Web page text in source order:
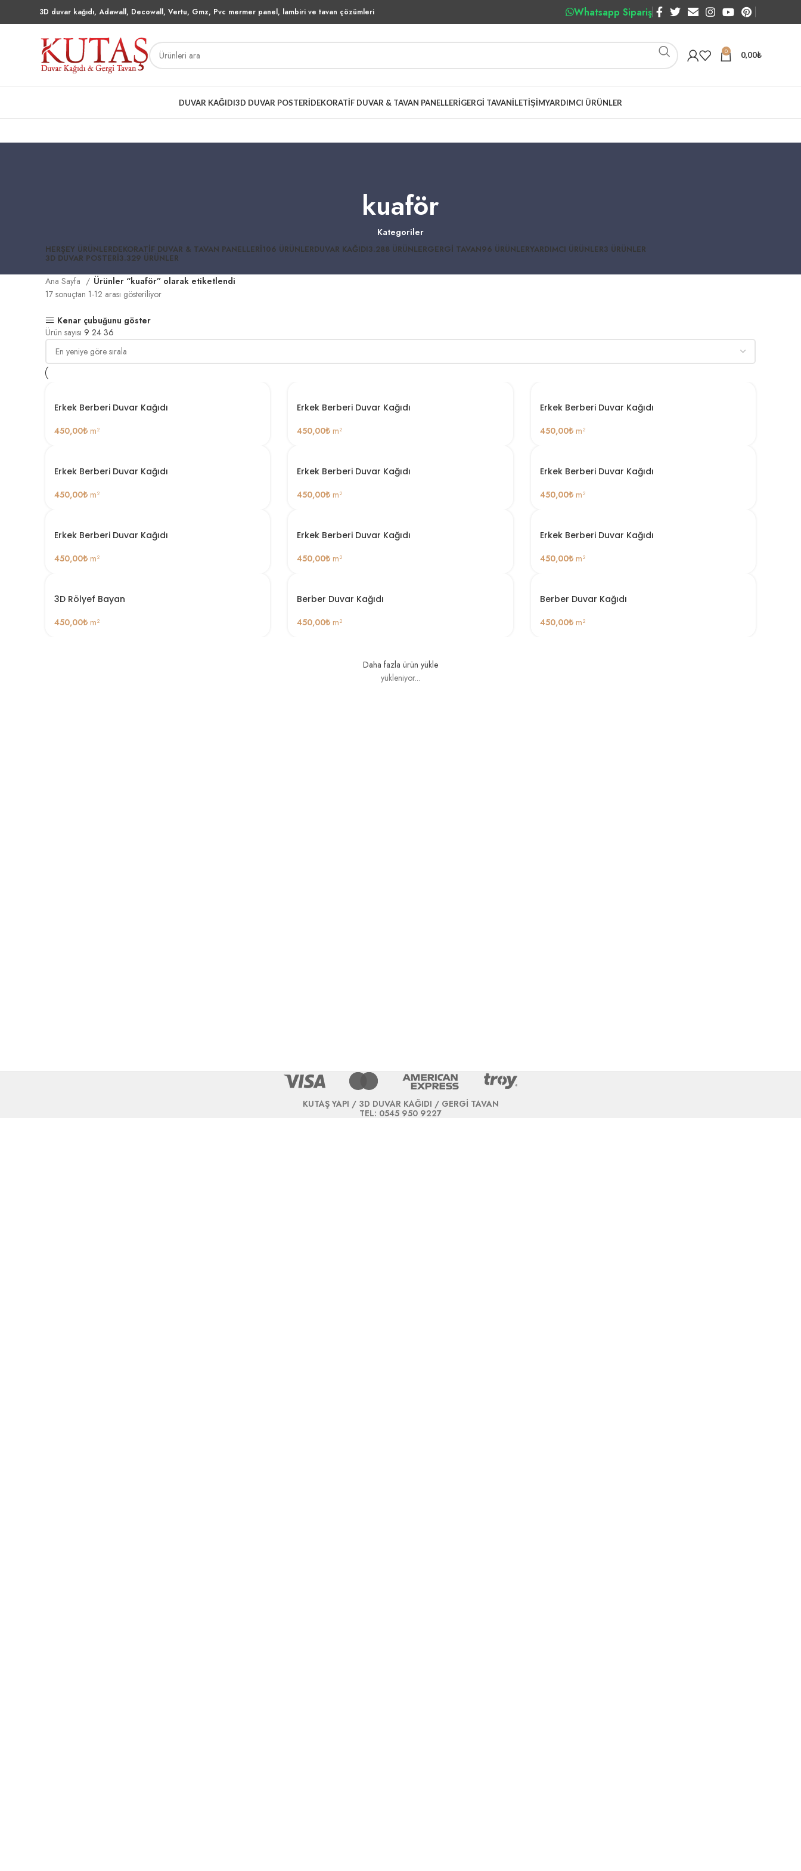
3D duvar kağıdı, Adawall, Decowall, Vertu, Gmz, Pvc mermer panel, lambiri ve tavan çözümleri Whatsapp Sipariş
0 0,00₺
DUVAR KAĞIDI3D DUVAR POSTERIDEKORATIF DUVAR & TAVAN PANELLERIGERGI TAVANİLETIŞIMYARDIMCI ÜRÜNLER
kuaför
Kategoriler
HERŞEY ÜRÜNLERDEKORATIF DUVAR & TAVAN PANELLERI106 ÜRÜNLERDUVAR KAĞIDI3.288 ÜRÜNLERGERGI TAVAN96 ÜRÜNLERYARDIMCI ÜRÜNLER3 ÜRÜNLER
3D DUVAR POSTERI3.329 ÜRÜNLER
Ana Sayfa
Ürünler “kuaför” olarak etiketlendi
17 sonuçtan 1-12 arası gösteriliyor
Kenar çubuğunu göster
Ürün sayısı 9 24 36
Erkek Berberi Duvar Kağıdı
450,00₺ m²
Erkek Berberi Duvar Kağıdı
450,00₺ m²
Erkek Berberi Duvar Kağıdı
450,00₺m²
Erkek Berberi Duvar Kağıdı
450,00₺ m²
Erkek Berberi Duvar Kağıdı
450,00₺ m²
Erkek Berberi Duvar Kağıdı
450,00₺m²
Erkek Berberi Duvar Kağıdı
450,00₺ m²
Erkek Berberi Duvar Kağıdı
450,00₺ m²
Erkek Berberi Duvar Kağıdı
450,00₺m²
3D Rölyef Bayan
450,00₺ m²
Berber Duvar Kağıdı
450,00₺ m²
Berber Duvar Kağıdı
450,00₺m²
Daha fazla ürün yükle
yükleniyor...
KUTAŞ YAPI / 3D DUVAR KAĞIDI / GERGİ TAVAN
TEL: 0545 950 9227